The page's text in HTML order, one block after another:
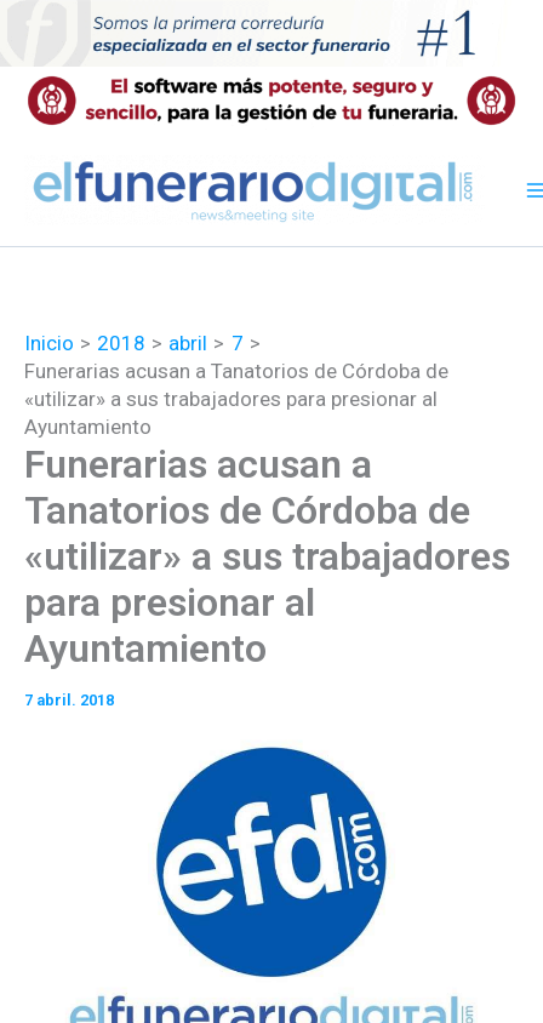
contenido
Inicio 2018 abril
7
Funerarias acusan a Tanatorios de Córdoba de
«utilizar» a sus trabajadores para presionar al
Ayuntamiento
Funerarias acusan a
Tanatorios de Córdoba de
«utilizar» a sus trabajadores
para presionar al
Ayuntamiento
7 abril. 2018